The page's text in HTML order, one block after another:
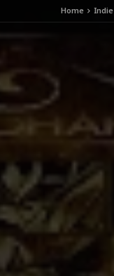
Home